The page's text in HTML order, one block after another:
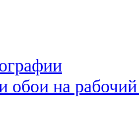
обои на